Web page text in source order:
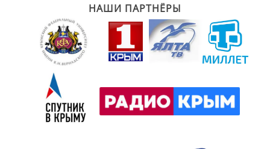
НАШИ ПАРТНЁРЫ